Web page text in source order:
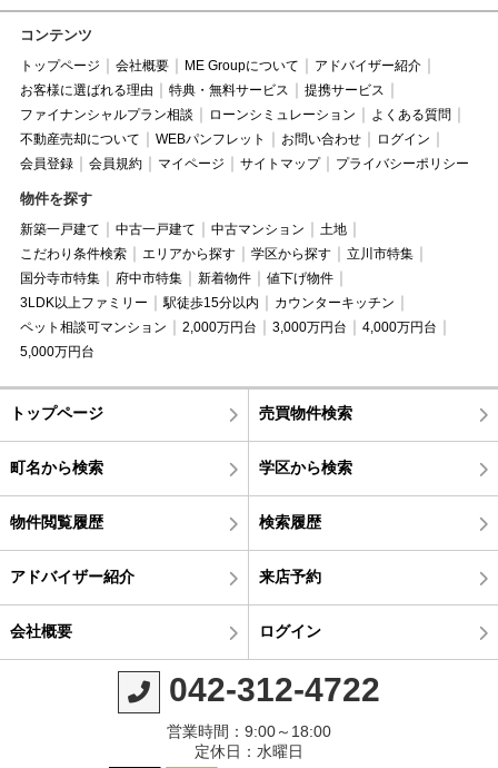
コンテンツ
トップページ 会社概要 ME Groupについて
アドバイザー紹介
お客様に選ばれる理由
特典・無料サービス
提携サービス
ファイナンシャルプラン相談
ローンシミュレーション
よくある質問
不動産売却について
WEBパンフレット お問い合わせ
ログイン
会員登録
会員規約 マイページ サイトマップ プライバシーポリシー
物件を探す
新築一戸建て 中古一戸建て 中古マンション
土地
こだわり条件検索
エリアから探す 学区から探す
立川市特集
国分寺市特集
府中市特集 新着物件
値下げ物件
3LDK以上ファミリー
駅徒歩15分以内
カウンターキッチン
ペット相談可マンション
2,000万円台 3,000万円台
4,000万円台
5,000万円台
トップページ 売買物件検索
町名から検索 学区から検索
物件閲覧履歴 検索履歴
アドバイザー紹介 来店予約
会社概要 ログイン
042-312-4722
営業時間：9:00～18:00
定休日：水曜日